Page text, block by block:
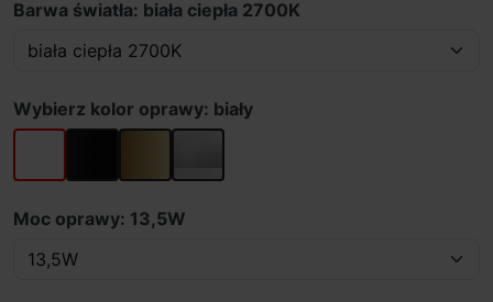
Barwa światła: biała ciepła 2700K
Wybierz kolor oprawy: biały
biały czarnyzłoty szary
Moc oprawy: 13,5W